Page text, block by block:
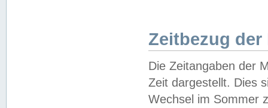
Zeitbezug der
Die Zeitangaben der
Zeit dargestellt. Dies
Wechsel im Sommer